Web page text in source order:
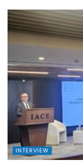
INTERVIEW